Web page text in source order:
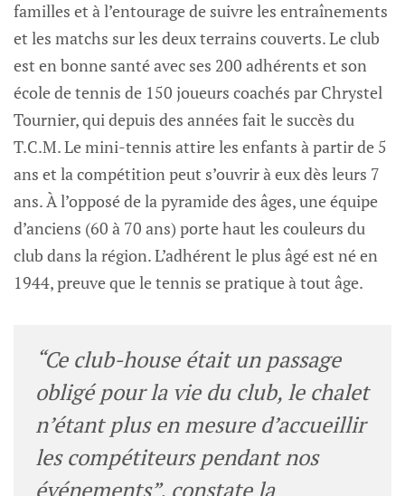
familles et à l’entourage de suivre les entraînements
et les matchs sur les deux terrains couverts. Le club
est en bonne santé avec ses 200 adhérents et son
école de tennis de 150 joueurs coachés par Chrystel
Tournier, qui depuis des années fait le succès du
T.C.M. Le mini-tennis attire les enfants à partir de 5
ans et la compétition peut s’ouvrir à eux dès leurs 7
ans. À l’opposé de la pyramide des âges, une équipe
d’anciens (60 à 70 ans) porte haut les couleurs du
club dans la région. L’adhérent le plus âgé est né en
1944, preuve que le tennis se pratique à tout âge.
“Ce club-house était un passage
obligé pour la vie du club, le chalet
n’étant plus en mesure d’accueillir
les compétiteurs pendant nos
événements”, constate la